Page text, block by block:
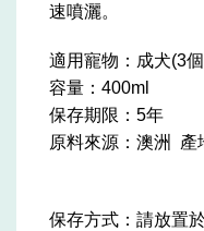
速噴灑。
適用寵物：成犬(3
容量：400ml
保存期限：5年
原料來源：澳洲 產
保存方式：請放置